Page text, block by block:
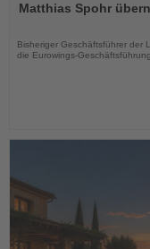
dieMatthias Spohr
Bisheriger Geschäftsführer der
die Eurowings-Geschäftsführung